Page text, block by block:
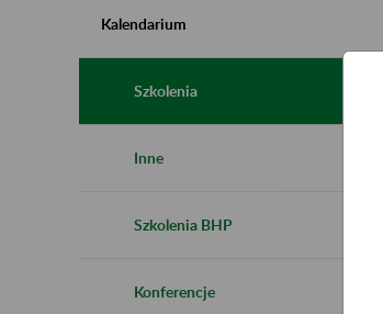
Kalendarium
Szkolenia
Inne
Szkolenia BHP
Konferencje